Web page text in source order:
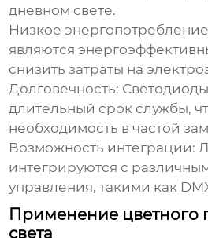
дневном свете.
Низкое
являются
снизить затраты на
Долговечность:
длительный срок службы,
необходимость в частой
Возможность интеграции:
интегрируются с
управления, такими как
Применение цветного
света